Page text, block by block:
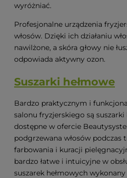
wyróżniać.
Profesjonalne urządzenia
włosów. Dzięki ich działaniu
nawilżone, a skóra głowy nie
odpowiada aktywny ozon.
Suszarki hełmowe
Bardzo praktycznym i
salonu fryzjerskiego są suszarki
dostępne w ofercie
podgrzewana włosów podczas
farbowania i kuracji
bardzo łatwe i intuicyjne w
suszarek hełmowych